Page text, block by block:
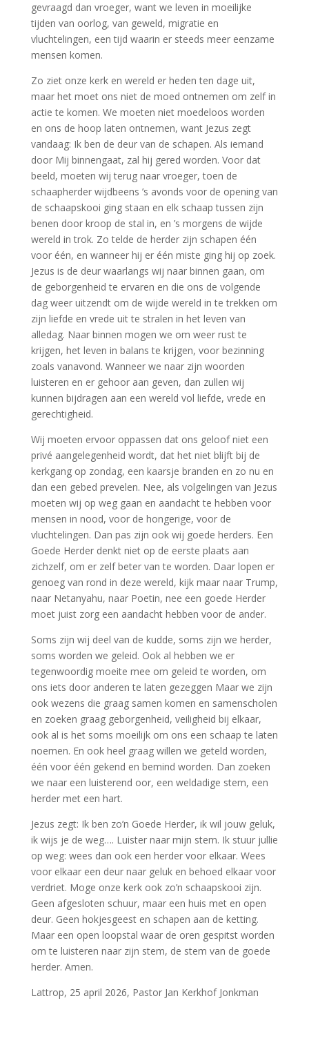
gevraagd dan vroeger, want we leven in moeilijke
tijden van oorlog, van geweld, migratie en
vluchtelingen, een tijd waarin er steeds meer eenzame
mensen komen.
Zo ziet onze kerk en wereld er heden ten dage uit,
maar het moet ons niet de moed ontnemen om zelf in
actie te komen. We moeten niet moedeloos worden
en ons de hoop laten ontnemen, want Jezus zegt
vandaag: Ik ben de deur van de schapen. Als iemand
door Mij binnengaat, zal hij gered worden. Voor dat
beeld, moeten wij terug naar vroeger, toen de
schaapherder wijdbeens ’s avonds voor de opening van
de schaapskooi ging staan en elk schaap tussen zijn
benen door kroop de stal in, en ’s morgens de wijde
wereld in trok. Zo telde de herder zijn schapen één
voor één, en wanneer hij er één miste ging hij op zoek.
Jezus is de deur waarlangs wij naar binnen gaan, om
de geborgenheid te ervaren en die ons de volgende
dag weer uitzendt om de wijde wereld in te trekken om
zijn liefde en vrede uit te stralen in het leven van
alledag. Naar binnen mogen we om weer rust te
krijgen, het leven in balans te krijgen, voor bezinning
zoals vanavond. Wanneer we naar zijn woorden
luisteren en er gehoor aan geven, dan zullen wij
kunnen bijdragen aan een wereld vol liefde, vrede en
gerechtigheid.
Wij moeten ervoor oppassen dat ons geloof niet een
privé aangelegenheid wordt, dat het niet blijft bij de
kerkgang op zondag, een kaarsje branden en zo nu en
dan een gebed prevelen. Nee, als volgelingen van Jezus
moeten wij op weg gaan en aandacht te hebben voor
mensen in nood, voor de hongerige, voor de
vluchtelingen. Dan pas zijn ook wij goede herders. Een
Goede Herder denkt niet op de eerste plaats aan
zichzelf, om er zelf beter van te worden. Daar lopen er
genoeg van rond in deze wereld, kijk maar naar Trump,
naar Netanyahu, naar Poetin, nee een goede Herder
moet juist zorg een aandacht hebben voor de ander.
Soms zijn wij deel van de kudde, soms zijn we herder,
soms worden we geleid. Ook al hebben we er
tegenwoordig moeite mee om geleid te worden, om
ons iets door anderen te laten gezeggen Maar we zijn
ook wezens die graag samen komen en samenscholen
en zoeken graag geborgenheid, veiligheid bij elkaar,
ook al is het soms moeilijk om ons een schaap te laten
noemen. En ook heel graag willen we geteld worden,
één voor één gekend en bemind worden. Dan zoeken
we naar een luisterend oor, een weldadige stem, een
herder met een hart.
Jezus zegt: Ik ben zo’n Goede Herder, ik wil jouw geluk,
ik wijs je de weg…. Luister naar mijn stem. Ik stuur jullie
op weg: wees dan ook een herder voor elkaar. Wees
voor elkaar een deur naar geluk en behoed elkaar voor
verdriet. Moge onze kerk ook zo’n schaapskooi zijn.
Geen afgesloten schuur, maar een huis met en open
deur. Geen hokjesgeest en schapen aan de ketting.
Maar een open loopstal waar de oren gespitst worden
om te luisteren naar zijn stem, de stem van de goede
herder. Amen.
Lattrop, 25 april 2026, Pastor Jan Kerkhof Jonkman